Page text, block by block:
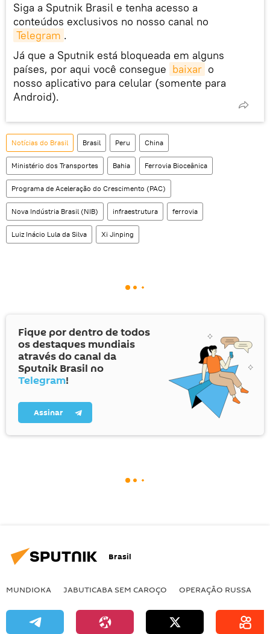
Siga a Sputnik Brasil e tenha acesso a
conteúdos exclusivos no nosso canal no
Telegram .
Já que a Sputnik está bloqueada em alguns
países, por aqui você consegue baixar o
nosso aplicativo para celular (somente para
Android).
Notícias do Brasil Brasil Peru China
Ministério dos Transportes Bahia Ferrovia Bioceânica
Programa de Aceleração do Crescimento (PAC)
Nova Indústria Brasil (NIB) infraestrutura ferrovia
Luiz Inácio Lula da Silva Xi Jinping
Fique por dentro de todos
os destaques mundiais
através do canal da
Sputnik Brasil no
Telegram!
Assinar
Brasil
MUNDIOKA JABUTICABA SEM CAROÇO OPERAÇÃO RUSSA